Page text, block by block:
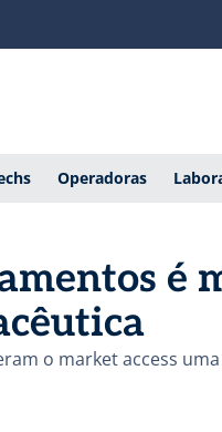
Operadoras
é
o market access